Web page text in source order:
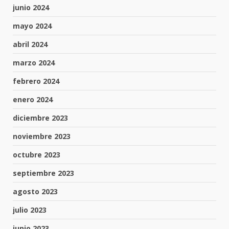
junio 2024
mayo 2024
abril 2024
marzo 2024
febrero 2024
enero 2024
diciembre 2023
noviembre 2023
octubre 2023
septiembre 2023
agosto 2023
julio 2023